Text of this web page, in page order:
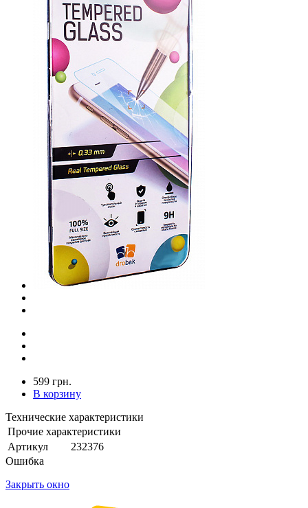
599 грн.
В корзину
Технические характеристики
Прочие характеристики
Артикул
232376
Ошибка
Закрыть окно